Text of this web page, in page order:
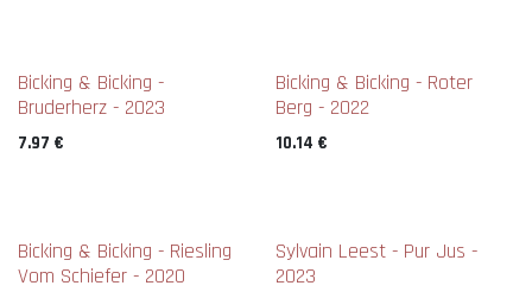
Bicking & Bicking -
Bruderherz - 2023
7.97 €
Bicking & Bicking - Roter
Berg - 2022
10.14 €
Bicking & Bicking - Riesling
Vom Schiefer - 2020
Sylvain Leest - Pur Jus -
2023